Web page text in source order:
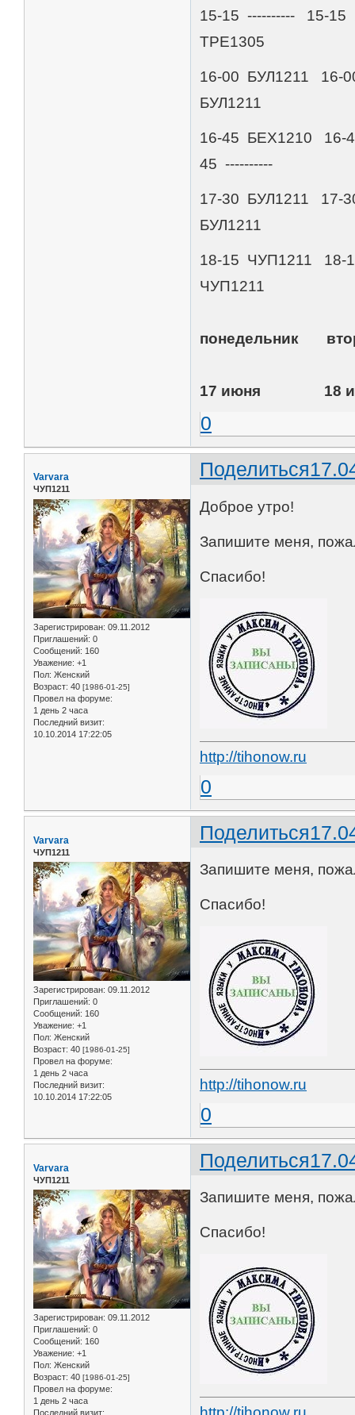
15-15 ---------- 15-
ТРЕ1305
16-00 БУЛ1211 16-
БУЛ1211
16-45 БЕХ1210
45 ----------
17-30 БУЛ1211 17-
БУЛ1211
18-15 ЧУП1211
ЧУП1211
17 июня 18
0
Поделиться
Varvara
ЧУП1211
Зарегистрирован: 09.11.2012
Приглашений: 0
Сообщений: 160
Уважение: +1
Пол: Женский
Возраст: 40 [1986-01-25]
Провел на форуме:
1 день 2 часа
Последний визит:
10.10.2014 17:22:05
Доброе утро!
Запишите меня,
Спасибо!
http://tihonow.ru
0
Поделиться
Varvara
ЧУП1211
Зарегистрирован: 09.11.2012
Приглашений: 0
Сообщений: 160
Уважение: +1
Пол: Женский
Возраст: 40 [1986-01-25]
Провел на форуме:
1 день 2 часа
Последний визит:
10.10.2014 17:22:05
Запишите меня,
Спасибо!
http://tihonow.ru
0
Поделиться
Varvara
ЧУП1211
Зарегистрирован: 09.11.2012
Приглашений: 0
Сообщений: 160
Уважение: +1
Пол: Женский
Возраст: 40 [1986-01-25]
Провел на форуме:
1 день 2 часа
Последний визит:
Запишите меня,
Спасибо!